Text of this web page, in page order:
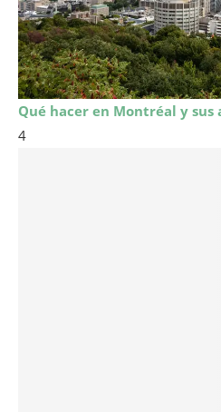
Qué hacer en Montréal y sus
4